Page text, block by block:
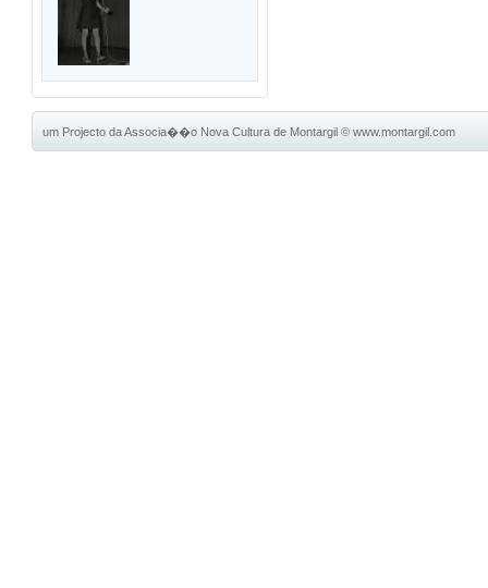
um Projecto da Associa��o Nova Cultura de Montargil©www.montargil.com